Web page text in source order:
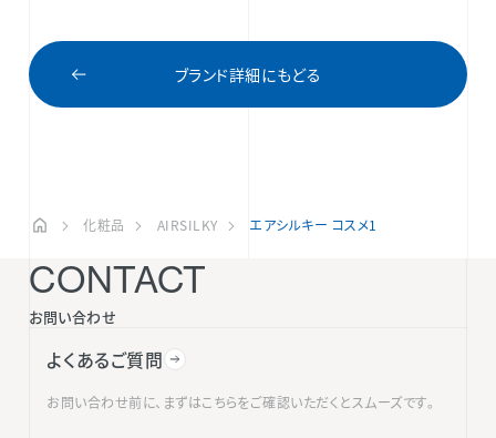
ブランド詳細にもどる
化粧品 AIRSILKY エアシルキー コスメ1
CONTACT
お問い合わせ
よくあるご質問
お問い合わせ前に、まずはこちらをご確認いただくとスムーズです。